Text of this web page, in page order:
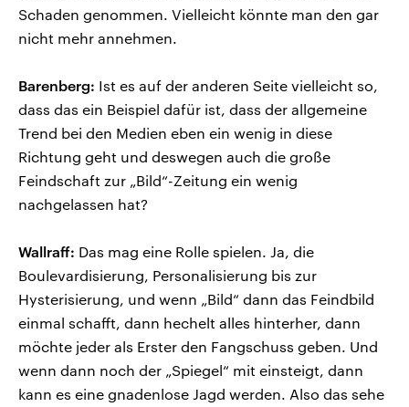
Schaden genommen. Vielleicht könnte man den gar
nicht mehr annehmen.
Barenberg: Ist es auf der anderen Seite vielleicht so,
dass das ein Beispiel dafür ist, dass der allgemeine
Trend bei den Medien eben ein wenig in diese
Richtung geht und deswegen auch die große
Feindschaft zur „Bild“-Zeitung ein wenig
nachgelassen hat?
Wallraff: Das mag eine Rolle spielen. Ja, die
Boulevardisierung, Personalisierung bis zur
Hysterisierung, und wenn „Bild“ dann das Feindbild
einmal schafft, dann hechelt alles hinterher, dann
möchte jeder als Erster den Fangschuss geben. Und
wenn dann noch der „Spiegel“ mit einsteigt, dann
kann es eine gnadenlose Jagd werden. Also das sehe